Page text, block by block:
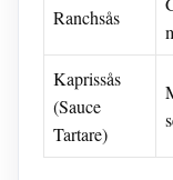
Ranchsås
Kaprissås
(Sauce
Tartare)